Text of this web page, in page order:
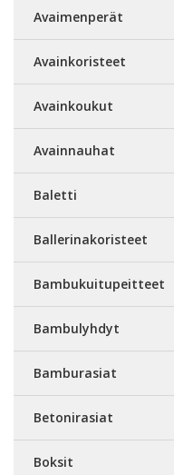
Avaimenperät
Avainkoristeet
Avainkoukut
Avainnauhat
Baletti
Ballerinakoristeet
Bambukuitupeitteet
Bambulyhdyt
Bamburasiat
Betonirasiat
Boksit